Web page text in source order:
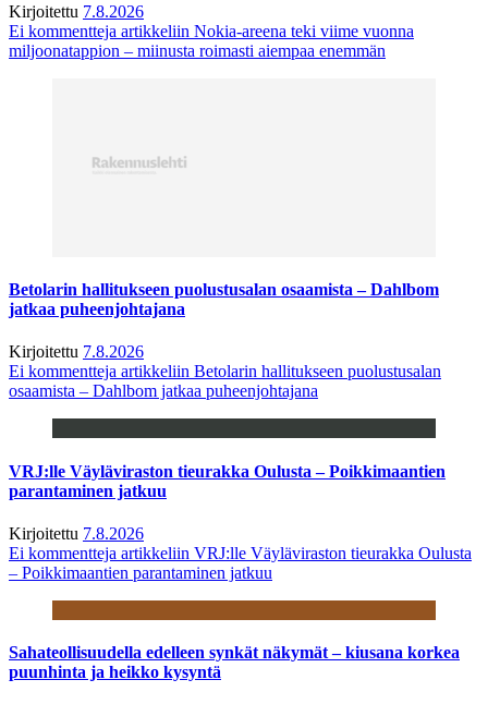
Kirjoitettu 7.8.2026
Ei kommentteja artikkeliin Nokia-areena teki viime vuonna
miljoonatappion – miinusta roimasti aiempaa enemmän
Betolarin hallitukseen puolustusalan osaamista – Dahlbom
jatkaa puheenjohtajana
Kirjoitettu 7.8.2026
Ei kommentteja artikkeliin Betolarin hallitukseen puolustusalan
osaamista – Dahlbom jatkaa puheenjohtajana
VRJ:lle Väyläviraston tieurakka Oulusta – Poikkimaantien
parantaminen jatkuu
Kirjoitettu 7.8.2026
Ei kommentteja artikkeliin VRJ:lle Väyläviraston tieurakka Oulusta
– Poikkimaantien parantaminen jatkuu
Sahateollisuudella edelleen synkät näkymät – kiusana korkea
puunhinta ja heikko kysyntä